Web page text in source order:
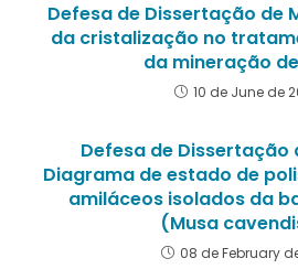
Defesa de Dissertação de
da cristalização no
da mineração
10 de June de
Defesa de Dissertação
Diagrama de estado de
amiláceos isolados da
(Musa
08 de February